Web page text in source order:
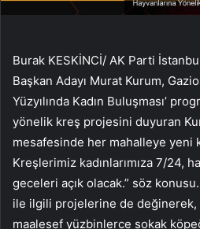
Burak KESKİNCİ/ AK Parti
Başkan Adayı Murat Kurum,
Yüzyılında Kadın Buluşması’
yönelik kreş projesini duyuran
mesafesinde her mahalleye yeni
Kreşlerimiz kadınlarımıza 7/24,
geceleri açık olacak.” söz
ile ilgili projelerine de değinerek,
maalesef yüzbinlerce sokak